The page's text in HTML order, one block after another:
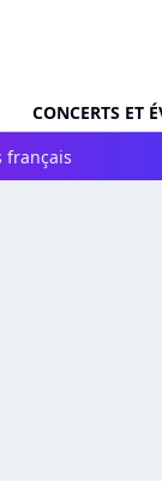
CONCERTS ET
français